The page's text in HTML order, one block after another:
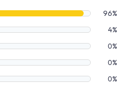
96%
4%
0%
0%
0%